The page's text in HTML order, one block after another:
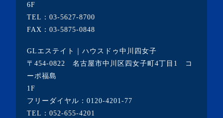
・2021年4月(4記事)
・2021年1月(3記事)
・2020年12月(7記事)
・2020年11月(5記事)
・2020年10月(3記事)
6F
TEL： 03-5627-8700
FAX：03-5875-0848
GLエステイト｜ハウスドゥ中川四女子
〒454-0822 名古屋市中川区四女子町4丁目1 コ
ーポ福島
1F
フリーダイヤル： 0120-4201-77
TEL： 052-655-4201